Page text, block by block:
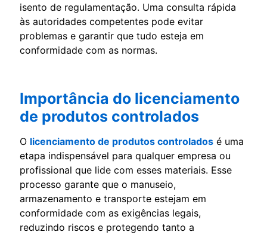
isento de regulamentação. Uma consulta rápida
às autoridades competentes pode evitar
problemas e garantir que tudo esteja em
conformidade com as normas.
Importância do licenciamento
de produtos controlados
O licenciamento de produtos controlados é uma
etapa indispensável para qualquer empresa ou
profissional que lide com esses materiais. Esse
processo garante que o manuseio,
armazenamento e transporte estejam em
conformidade com as exigências legais,
reduzindo riscos e protegendo tanto a